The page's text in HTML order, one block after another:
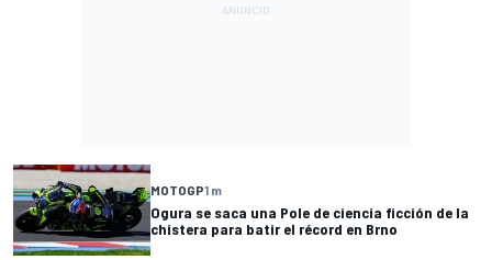
MOTOGP1 m
Ogura se saca una Pole de ciencia ficción de la
chistera para batir el récord en Brno